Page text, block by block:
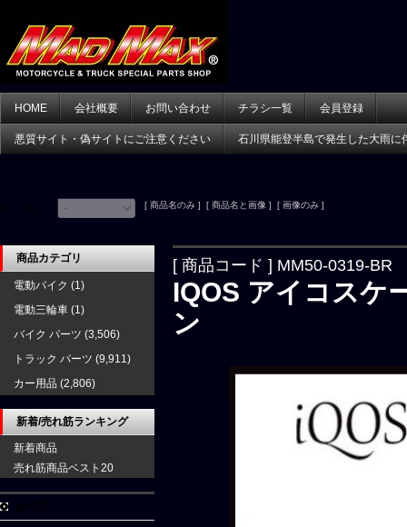
HOME 会社概要 お問い合わせ チラシ一覧 会員登録
悪質サイト・偽サイトにご注意ください 石川県能登半島で発生した大雨に
[ 商品名のみ ] [ 商品名と画像 ] [ 画像のみ ]
[ 商品コード ] MM50-0319-BR
IQOS アイコスケ
ン
商品カテゴリ
電動バイク (1)
電動三輪車 (1)
バイク パーツ (3,506)
トラック パーツ (9,911)
カー用品 (2,806)
新着/売れ筋ランキング
新着商品
売れ筋商品ベスト20